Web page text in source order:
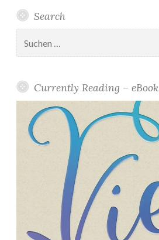
Search
nach:
Currently Reading – eBook